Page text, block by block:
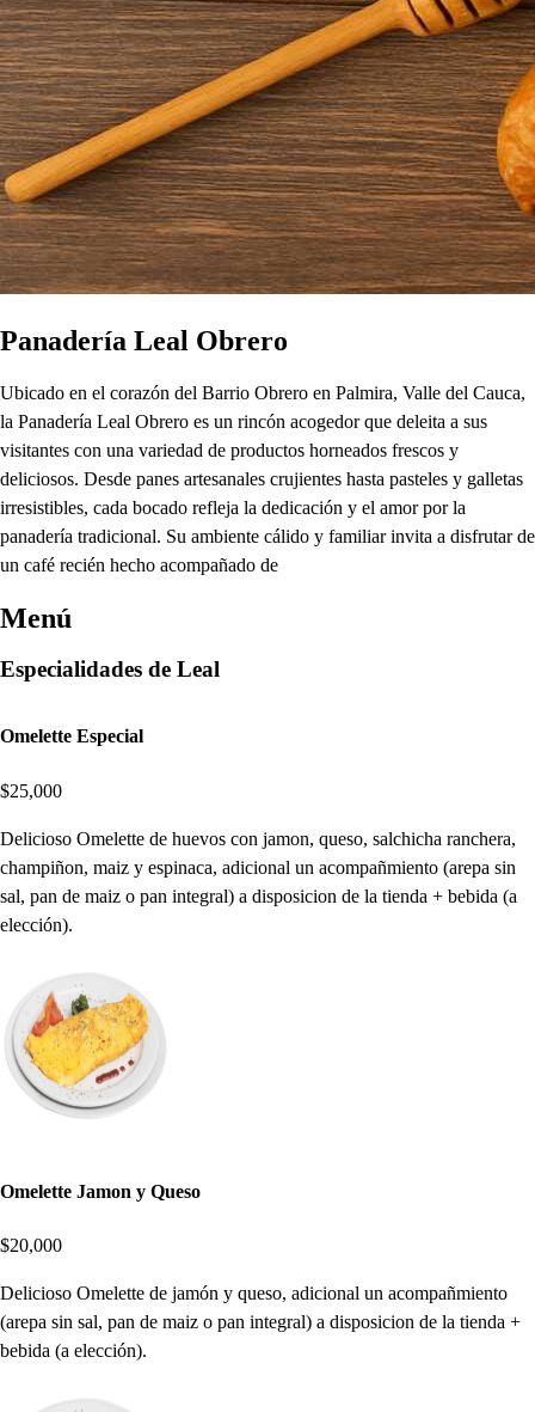
Panadería Leal Obrero
Ubicado en el corazón del Barrio Obrero en Palmira, Valle del Cauca,
la Panadería Leal Obrero es un rincón acogedor que deleita a sus
visitantes con una variedad de productos horneados frescos y
deliciosos. Desde panes artesanales crujientes hasta pasteles y galletas
irresistibles, cada bocado refleja la dedicación y el amor por la
panadería tradicional. Su ambiente cálido y familiar invita a disfrutar de
un café recién hecho acompañado de
Menú
Especialidades de Leal
Omelette Especial
$25,000
Delicioso Omelette de huevos con jamon, queso, salchicha ranchera,
champiñon, maiz y espinaca, adicional un acompañmiento (arepa sin
sal, pan de maiz o pan integral) a disposicion de la tienda + bebida (a
elección).
Omelette Jamon y Queso
$20,000
Delicioso Omelette de jamón y queso, adicional un acompañmiento
(arepa sin sal, pan de maiz o pan integral) a disposicion de la tienda +
bebida (a elección).